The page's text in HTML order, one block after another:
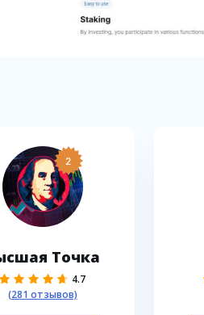
2
Точка
4.7
(281 отзывов)